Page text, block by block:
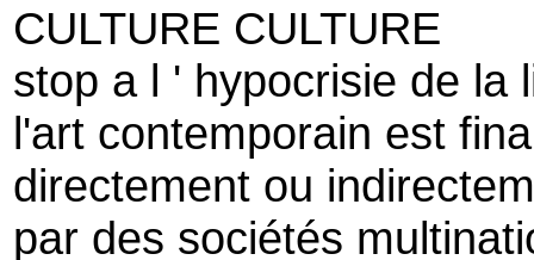
CULTURE CULTURE
stop a l ' hypocrisie de la
l'art contemporain est
directement ou
par des sociétés